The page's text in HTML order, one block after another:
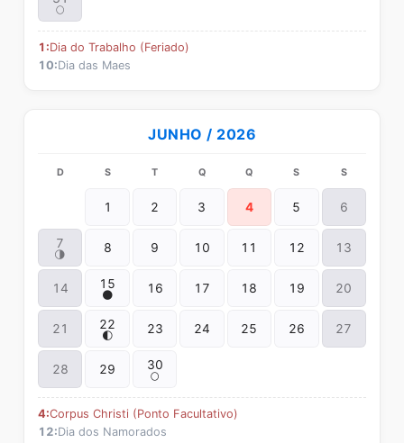
🌕
1:Dia do Trabalho (Feriado)
10:Dia das Maes
JUNHO / 2026
D S T Q Q S S
1 2 3 4 5 6
7
🌗 8 9 10 11 12 13
14 15
🌑 16 17 18 19 20
21 22
🌓 23 24 25 26 27
28 29 30
🌕
4:Corpus Christi (Ponto Facultativo)
12:Dia dos Namorados